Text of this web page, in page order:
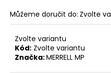
Můžeme doručit do: Zvolte
Zvolte variantu
Kód: Zvolte variantu
Značka:MERRELL MP